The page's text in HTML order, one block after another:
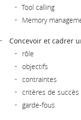
Tool calling
Memory
Concevoir et cadrer
rôle
objectifs
contraintes
critères de succès
garde-fous